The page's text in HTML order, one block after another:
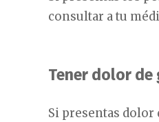
consultar a tu
Tener dolor de
Si presentas dolor